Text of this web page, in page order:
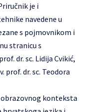
je i
navedene u
s pojmovnikom i
stranicu s
dr. sc. Lidija Cvikić,
prof. dr. sc. Teodora
konteksta